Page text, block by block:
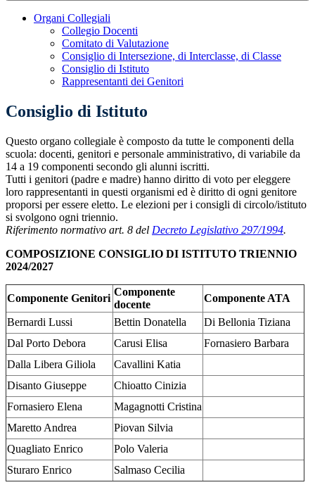
Organi Collegiali
Collegio Docenti
Comitato di Valutazione
Consiglio di Intersezione, di Interclasse, di Classe
Consiglio di Istituto
Rappresentanti dei Genitori
Consiglio di Istituto
Questo organo collegiale è composto da tutte le componenti della
scuola: docenti, genitori e personale amministrativo, di variabile da
14 a 19 componenti secondo gli alunni iscritti.
Tutti i genitori (padre e madre) hanno diritto di voto per eleggere
loro rappresentanti in questi organismi ed è diritto di ogni genitore
proporsi per essere eletto. Le elezioni per i consigli di circolo/istituto
si svolgono ogni triennio.
Riferimento normativo art. 8 del Decreto Legislativo 297/1994.
COMPOSIZIONE CONSIGLIO DI ISTITUTO TRIENNIO
2024/2027
Componente Genitori
Componente
docente
Componente ATA
Bernardi Lussi
Bettin Donatella
Di Bellonia Tiziana
Dal Porto Debora
Carusi Elisa
Fornasiero Barbara
Dalla Libera Giliola
Cavallini Katia
Disanto Giuseppe
Chioatto Cinizia
Fornasiero Elena
Magagnotti Cristina
Maretto Andrea
Piovan Silvia
Quagliato Enrico
Polo Valeria
Sturaro Enrico
Salmaso Cecilia